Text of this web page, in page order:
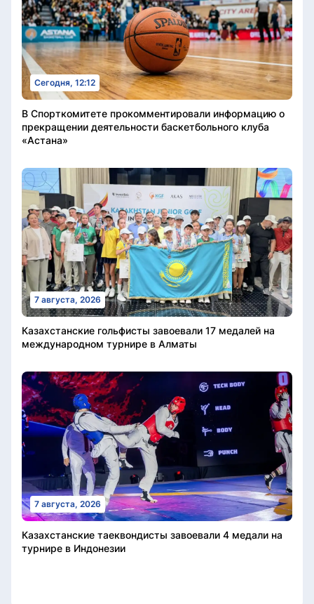
Сегодня, 12:12
В Спорткомитете прокомментировали информацию о
прекращении деятельности баскетбольного клуба
«Астана»
7 августа, 2026
Казахстанские гольфисты завоевали 17 медалей на
международном турнире в Алматы
7 августа, 2026
Казахстанские таеквондисты завоевали 4 медали на
турнире в Индонезии